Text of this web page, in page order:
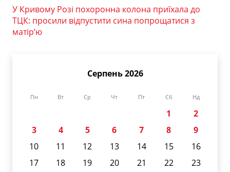
У Кривому Розі похоронна колона приїхала до
ТЦК: просили відпустити сина попрощатися з
матір’ю
Серпень 2026
Пн Вт Ср Чт Пт Сб Нд
1
2
3
4 5 6 7 8
9
10
11 12 13 14 15
16
17
18 19 20 21 22
23